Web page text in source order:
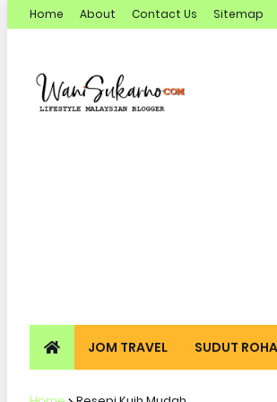
Home About Contact Us Sitemap
JOM TRAVEL SUDUT